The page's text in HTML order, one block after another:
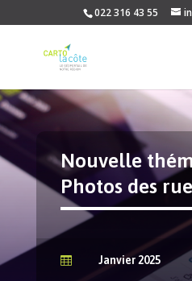
022 316 43 55
Nouvelle
Photos des
 Janvier 2025